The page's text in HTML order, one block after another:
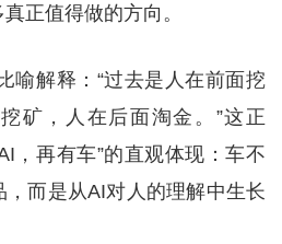
正值得做的方向。
喻解释：“过去是人在前面挖
矿，人在后面淘金。”这正
，再有车”的直观体现：车不
，而是从AI对人的理解中生长